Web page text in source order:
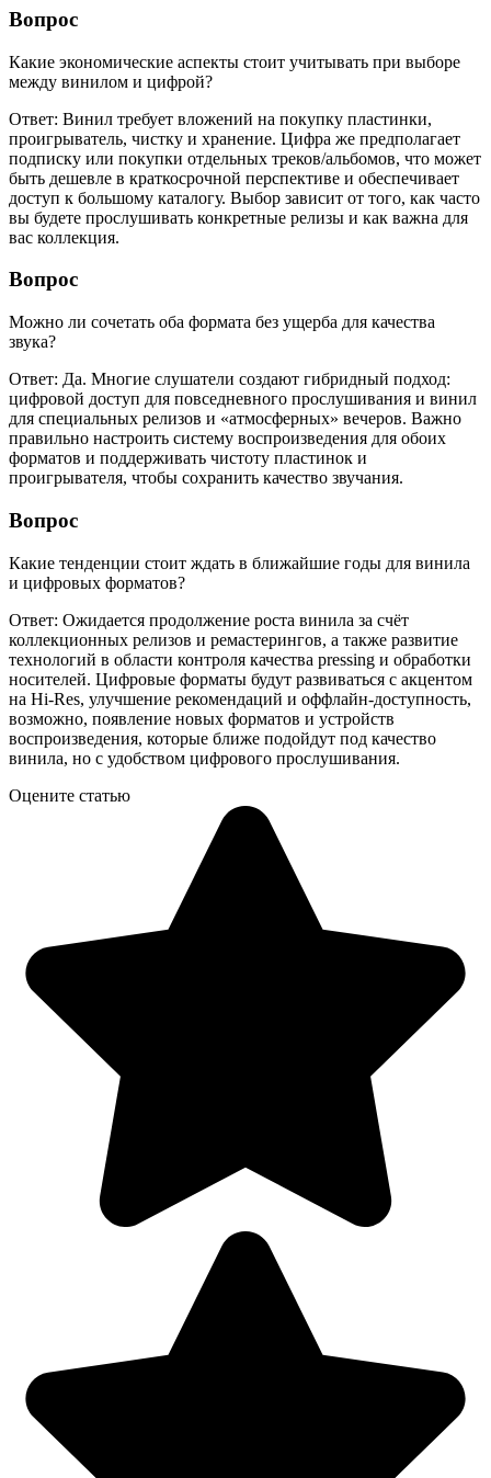
Вопрос
Какие экономические аспекты стоит учитывать при выборе
между винилом и цифрой?
Ответ: Винил требует вложений на покупку пластинки,
проигрыватель, чистку и хранение. Цифра же предполагает
подписку или покупки отдельных треков/альбомов, что может
быть дешевле в краткосрочной перспективе и обеспечивает
доступ к большому каталогу. Выбор зависит от того, как часто
вы будете прослушивать конкретные релизы и как важна для
вас коллекция.
Вопрос
Можно ли сочетать оба формата без ущерба для качества
звука?
Ответ: Да. Многие слушатели создают гибридный подход:
цифровой доступ для повседневного прослушивания и винил
для специальных релизов и «атмосферных» вечеров. Важно
правильно настроить систему воспроизведения для обоих
форматов и поддерживать чистоту пластинок и
проигрывателя, чтобы сохранить качество звучания.
Вопрос
Какие тенденции стоит ждать в ближайшие годы для винила
и цифровых форматов?
Ответ: Ожидается продолжение роста винила за счёт
коллекционных релизов и ремастерингов, а также развитие
технологий в области контроля качества pressing и обработки
носителей. Цифровые форматы будут развиваться с акцентом
на Hi-Res, улучшение рекомендаций и оффлайн-доступность,
возможно, появление новых форматов и устройств
воспроизведения, которые ближе подойдут под качество
винила, но с удобством цифрового прослушивания.
Оцените статью